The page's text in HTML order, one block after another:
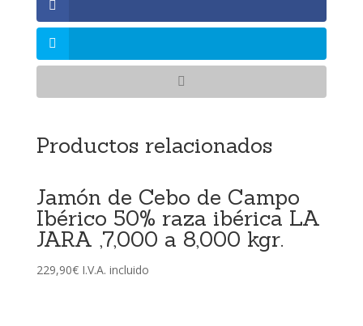
Productos relacionados
Jamón de Cebo de Campo
Ibérico 50% raza ibérica LA
JARA ,7,000 a 8,000 kgr.
229,90€ I.V.A. incluido